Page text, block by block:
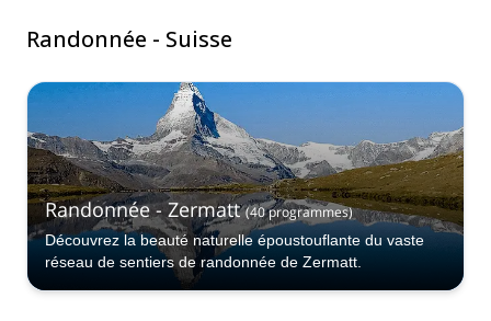
Randonnée - Suisse
Randonnée - Zermatt (40programmes)
Découvrez la beauté naturelle époustouflante du vaste
réseau de sentiers de randonnée de Zermatt.